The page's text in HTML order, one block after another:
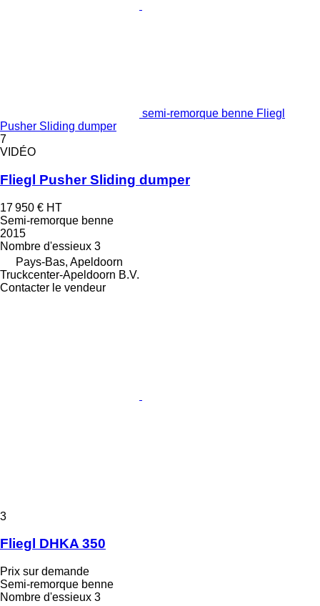
semi-remorque benne Fliegl
Pusher Sliding dumper
7
VIDÉO
Fliegl Pusher Sliding dumper
17 950 € HT
Semi-remorque benne
2015
Nombre d'essieux 3
Pays-Bas, Apeldoorn
Truckcenter-Apeldoorn B.V.
Contacter le vendeur
3
Fliegl DHKA 350
Prix sur demande
Semi-remorque benne
Nombre d'essieux 3